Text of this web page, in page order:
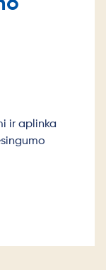
ir aplinka